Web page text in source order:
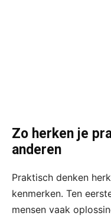
Zo herken je
anderen
Praktisch denken
kenmerken. Ten
mensen vaak